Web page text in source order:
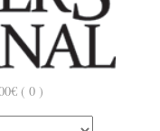
€ ( 0 )